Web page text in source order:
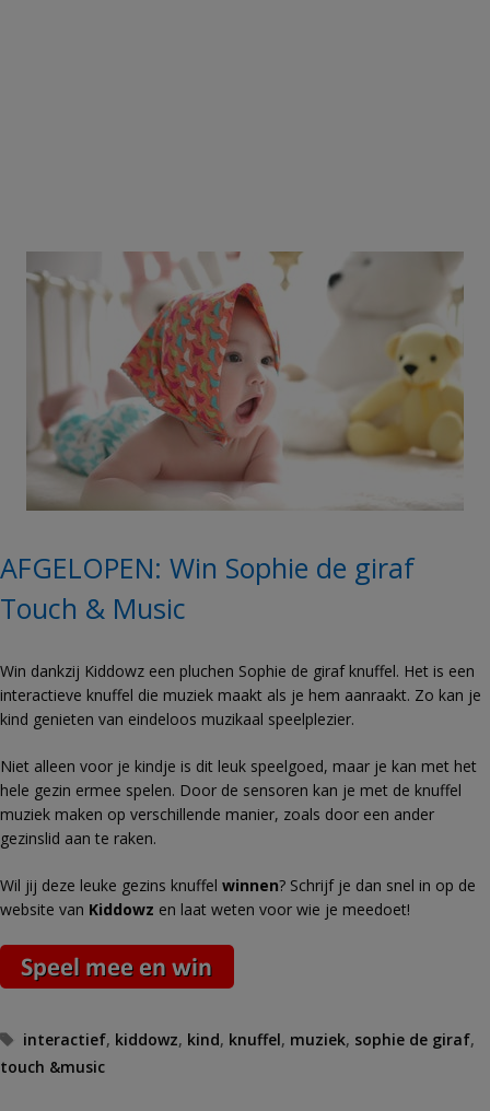
AFGELOPEN: Win Sophie de giraf
Touch & Music
Win dankzij Kiddowz een pluchen Sophie de giraf knuffel. Het is een
interactieve knuffel die muziek maakt als je hem aanraakt. Zo kan je
kind genieten van eindeloos muzikaal speelplezier.
Niet alleen voor je kindje is dit leuk speelgoed, maar je kan met het
hele gezin ermee spelen. Door de sensoren kan je met de knuffel
muziek maken op verschillende manier, zoals door een ander
gezinslid aan te raken.
Wil jij deze leuke gezins knuffel winnen? Schrijf je dan snel in op de
website van Kiddowz en laat weten voor wie je meedoet!
Tags
interactief, kiddowz, kind, knuffel, muziek, sophie de giraf,
touch &music